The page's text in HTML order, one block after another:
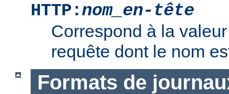
HTTP:nom_en-tête
Correspond à la
requête dont le nom
Formats de